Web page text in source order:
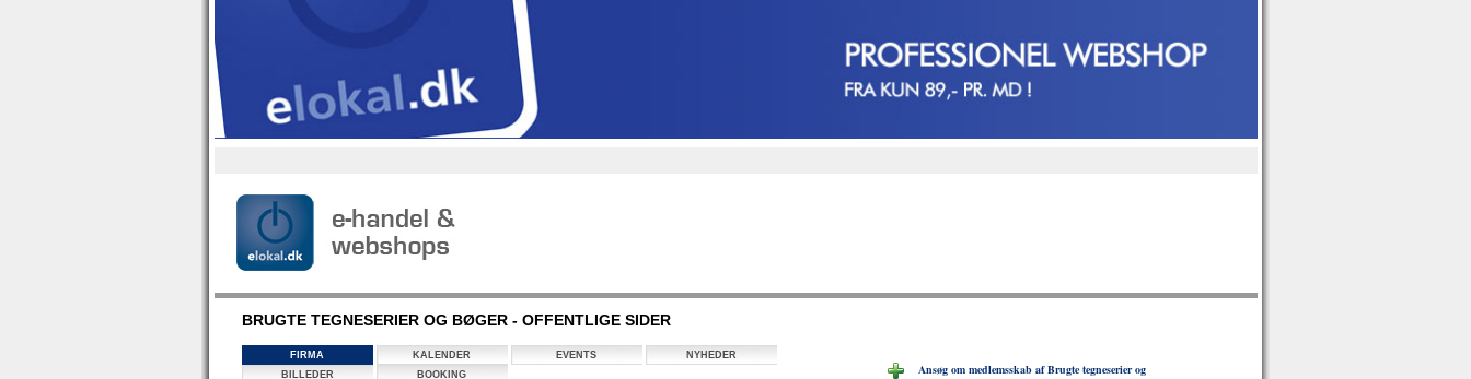
BRUGTE TEGNESERIER OG BØGER - OFFENTLIGE SIDER
FIRMA KALENDER EVENTS
NYHEDER
BILLEDER
BOOKING
Ansøg om medlemsskab af Brugte tegneserier og